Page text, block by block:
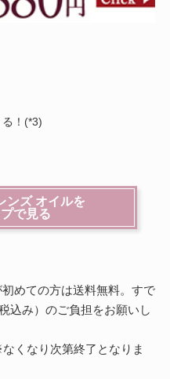
！(*3)
ンズ オイルを
で見る
めての方は送料無料。すで
込み）のご負担をお願いし
くなり次第終了となりま